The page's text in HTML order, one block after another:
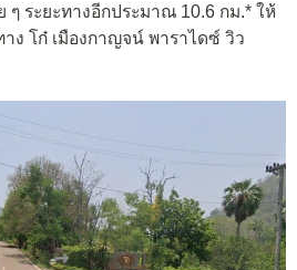
ๆ ระยะทางอีกประมาณ 10.6 กม.* ให้
ง โก๋ เมืองกาญจน์ พาราไดซ์ วิว